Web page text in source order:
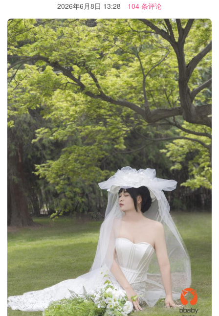
2026年6月8日 13:28 104 条评论